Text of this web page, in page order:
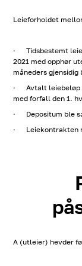
Leieforholdet
· Tidsbestemt
2021 med opphør
måneders gjensidig
· Avtalt leiebeløp
med forfall den 1.
· Depositum ble
· Leiekontrakten
A (utleier) hevder